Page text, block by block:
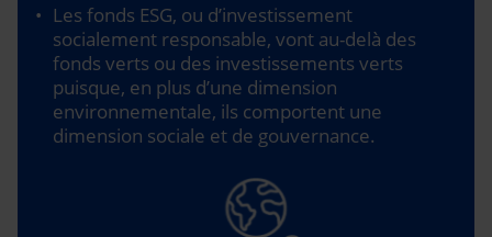
Les fonds ESG, ou d’investissement
socialement responsable, vont au-delà des
fonds verts ou des investissements verts
puisque, en plus d’une dimension
environnementale, ils comportent une
dimension sociale et de gouvernance.